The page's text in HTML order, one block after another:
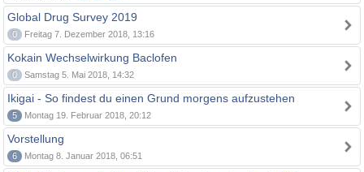
Global Drug Survey 2019
0 Freitag 7. Dezember 2018, 13:16
Kokain Wechselwirkung Baclofen
0 Samstag 5. Mai 2018, 14:32
Ikigai - So findest du einen Grund morgens aufzustehen
5 Montag 19. Februar 2018, 20:12
Vorstellung
6 Montag 8. Januar 2018, 06:51